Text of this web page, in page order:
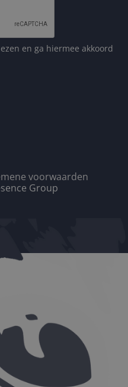
en ga hiermee akkoord
voorwaarden
Group